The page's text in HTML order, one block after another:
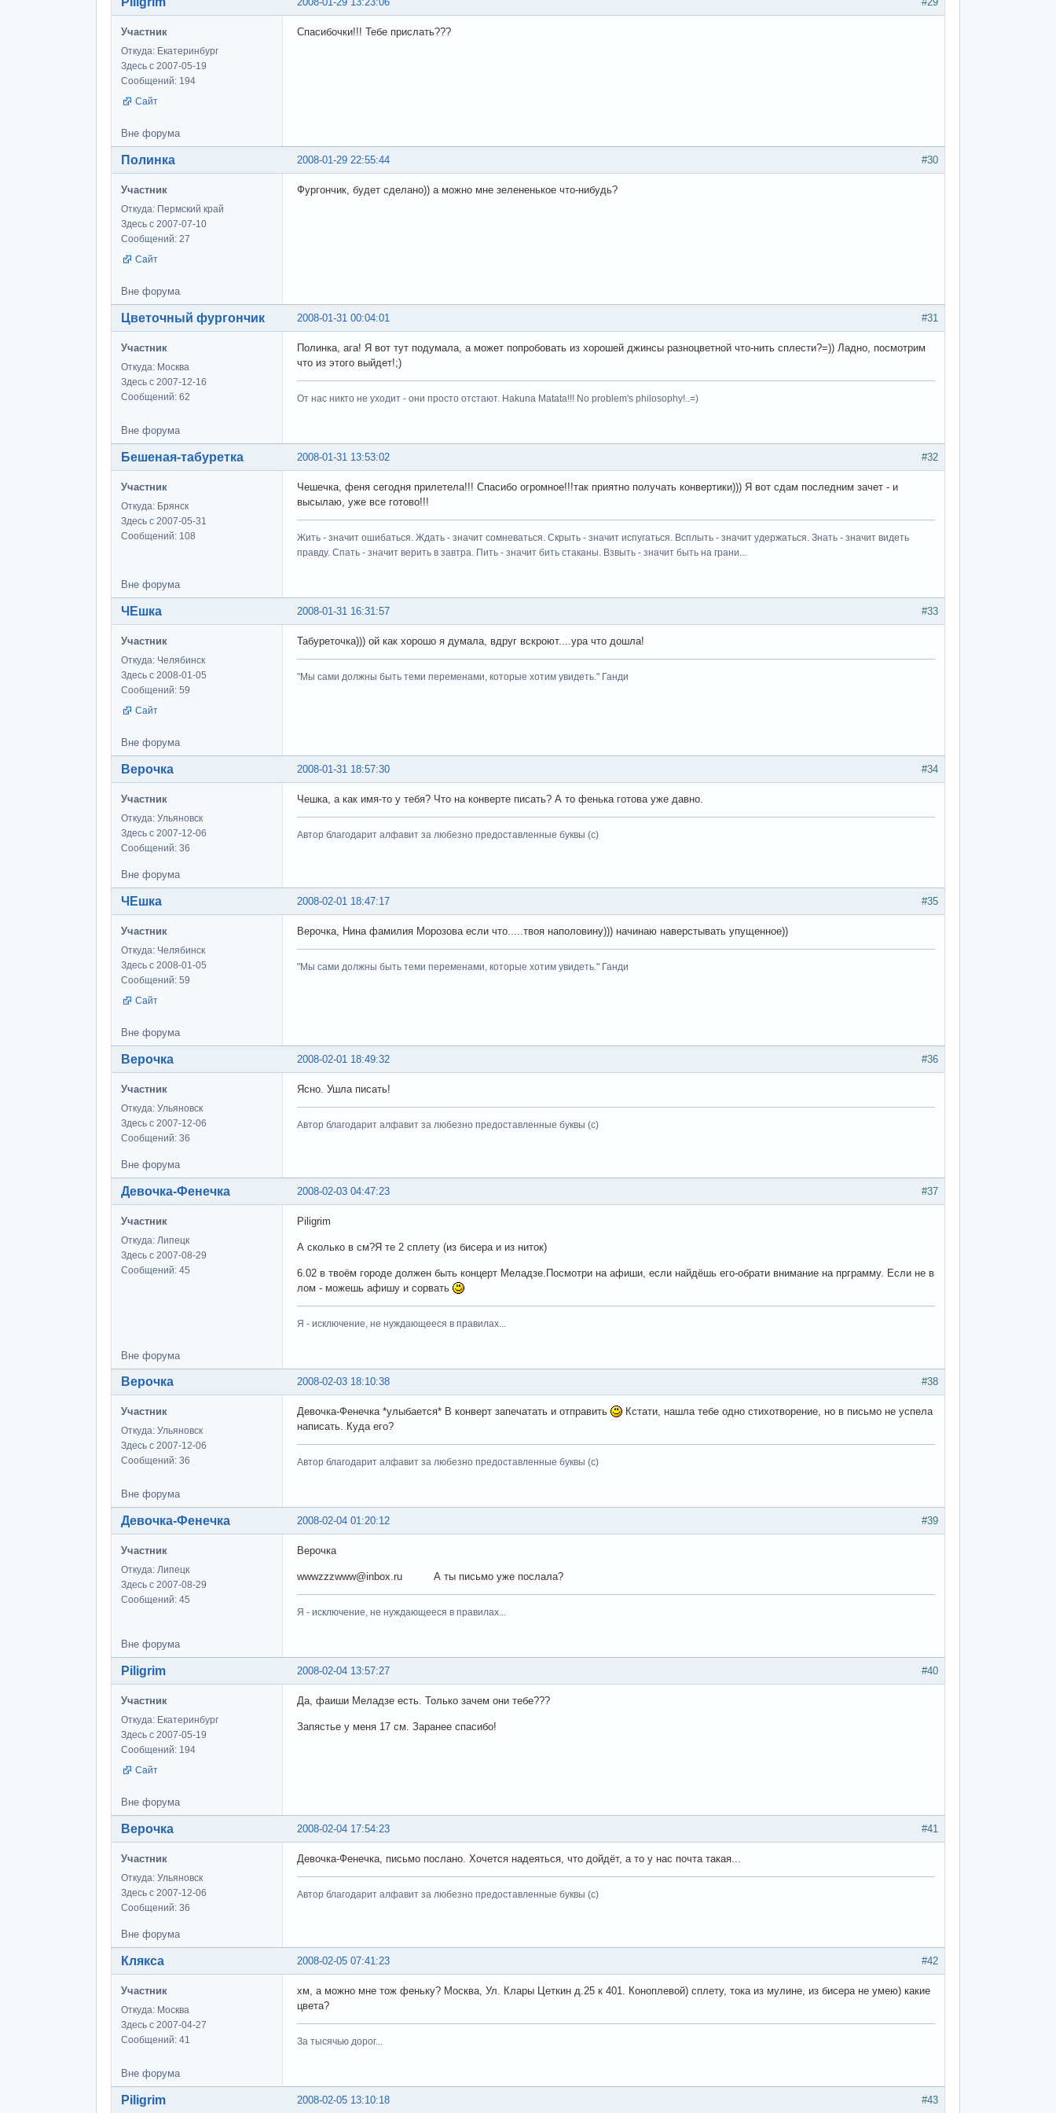
Участник
Откуда: Екатеринбург
Здесь с 2007-05-19
Сообщений: 194
Сайт
Спасибочки!!! Тебе прислать???
Вне форума
#30
2008-01-29 22:55:44
Полинка
Участник
Откуда: Пермский край
Здесь с 2007-07-10
Сообщений: 27
Сайт
Фургончик, будет сделано)) а можно мне зелененькое что-нибудь?
Вне форума
#31
2008-01-31 00:04:01
Цветочный фургончик
Участник
Откуда: Москва
Здесь с 2007-12-16
Сообщений: 62
Полинка, ага! Я вот тут подумала, а может попробовать из хорошей джинсы разноцветной что-нить сплести?=)) Ладно, посмотрим
что из этого выйдет!;)
От нас никто не уходит - они просто отстают. Hakuna Matata!!! No problem's philosophy!..=)
Вне форума
#32
2008-01-31 13:53:02
Бешеная-табуретка
Участник
Откуда: Брянск
Здесь с 2007-05-31
Сообщений: 108
Чешечка, феня сегодня прилетела!!! Спасибо огромное!!!так приятно получать конвертики))) Я вот сдам последним зачет - и
высылаю, уже все готово!!!
Жить - значит ошибаться. Ждать - значит сомневаться. Скрыть - значит испугаться. Всплыть - значит удержаться. Знать - значит видеть
правду. Спать - значит верить в завтра. Пить - значит бить стаканы. Взвыть - значит быть на грани...
Вне форума
#33
2008-01-31 16:31:57
ЧЕшка
Участник
Откуда: Челябинск
Здесь с 2008-01-05
Сообщений: 59
Сайт
Табуреточка))) ой как хорошо я думала, вдруг вскроют....ура что дошла!
"Мы сами должны быть теми переменами, которые хотим увидеть." Ганди
Вне форума
#34
2008-01-31 18:57:30
Верочка
Участник
Откуда: Ульяновск
Здесь с 2007-12-06
Сообщений: 36
Чешка, а как имя-то у тебя? Что на конверте писать? А то фенька готова уже давно.
Автор благодарит алфавит за любезно предоставленные буквы (с)
Вне форума
#35
2008-02-01 18:47:17
ЧЕшка
Участник
Откуда: Челябинск
Здесь с 2008-01-05
Сообщений: 59
Сайт
Верочка, Нина фамилия Морозова если что.....твоя наполовину))) начинаю наверстывать упущенное))
"Мы сами должны быть теми переменами, которые хотим увидеть." Ганди
Вне форума
#36
2008-02-01 18:49:32
Верочка
Участник
Откуда: Ульяновск
Здесь с 2007-12-06
Сообщений: 36
Ясно. Ушла писать!
Автор благодарит алфавит за любезно предоставленные буквы (с)
Вне форума
#37
2008-02-03 04:47:23
Девочка-Фенечка
Участник
Откуда: Липецк
Здесь с 2007-08-29
Сообщений: 45
Piligrim
А сколько в см?Я те 2 сплету (из бисера и из ниток)
6.02 в твоём городе должен быть концерт Меладзе.Посмотри на афиши, если найдёшь его-обрати внимание на прграмму. Если не в
лом - можешь афишу и сорвать
Я - исключение, не нуждающееся в правилах...
Вне форума
#38
2008-02-03 18:10:38
Верочка
Участник
Откуда: Ульяновск
Здесь с 2007-12-06
Сообщений: 36
Девочка-Фенечка *улыбается* В конверт запечатать и отправить
Кстати, нашла тебе одно стихотворение, но в письмо не успела
написать. Куда его?
Автор благодарит алфавит за любезно предоставленные буквы (с)
Вне форума
#39
2008-02-04 01:20:12
Девочка-Фенечка
Участник
Откуда: Липецк
Здесь с 2007-08-29
Сообщений: 45
Верочка
wwwzzzwww@inbox.ru А ты письмо уже послала?
Я - исключение, не нуждающееся в правилах...
Вне форума
#40
2008-02-04 13:57:27
Piligrim
Участник
Откуда: Екатеринбург
Здесь с 2007-05-19
Сообщений: 194
Сайт
Да, фаиши Меладзе есть. Только зачем они тебе???
Запястье у меня 17 см. Заранее спасибо!
Вне форума
#41
2008-02-04 17:54:23
Верочка
Участник
Откуда: Ульяновск
Здесь с 2007-12-06
Сообщений: 36
Девочка-Фенечка, письмо послано. Хочется надеяться, что дойдёт, а то у нас почта такая...
Автор благодарит алфавит за любезно предоставленные буквы (с)
Вне форума
#42
2008-02-05 07:41:23
Клякса
Участник
Откуда: Москва
Здесь с 2007-04-27
Сообщений: 41
хм, а можно мне тож феньку? Москва, Ул. Клары Цеткин д.25 к 401. Коноплевой) сплету, тока из мулине, из бисера не умею) какие
цвета?
За тысячью дорог...
Вне форума
#43
2008-02-05 13:10:18
Piligrim